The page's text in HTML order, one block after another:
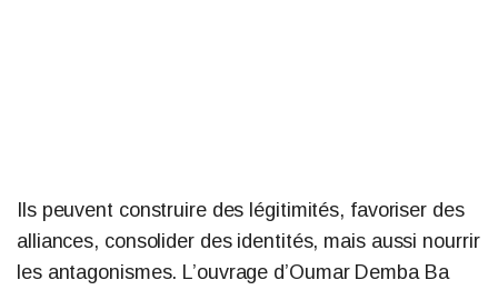
Ils peuvent construire des légitimités, favoriser des
alliances, consolider des identités, mais aussi nourrir
les antagonismes. L’ouvrage d’Oumar Demba Ba